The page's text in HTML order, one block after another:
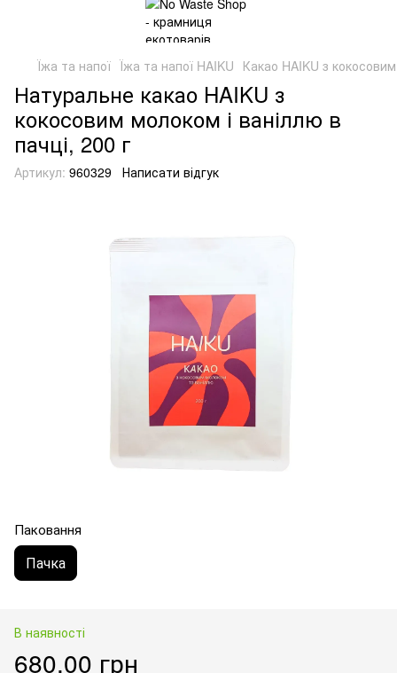
Їжа та напої Їжа та напої HAIKU Какао HAIKU з
Натуральне какао HAIKU з
кокосовим молоком і ваніллю в
пачці, 200 г
Артикул: 960329 Написати відгук
Паковання
Пачка
В наявності
680.00 грн